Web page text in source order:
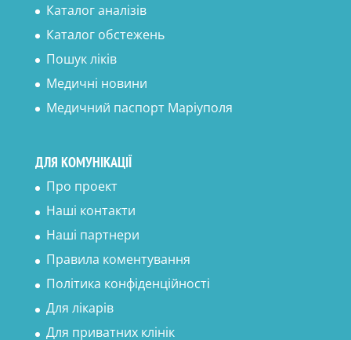
Каталог аналізів
Каталог обстежень
Пошук ліків
Медичні новини
Медичний паспорт Маріуполя
ДЛЯ КОМУНІКАЦІЇ
Про проект
Наші контакти
Наші партнери
Правила коментування
Політика конфіденційності
Для лікарів
Для приватних клінік